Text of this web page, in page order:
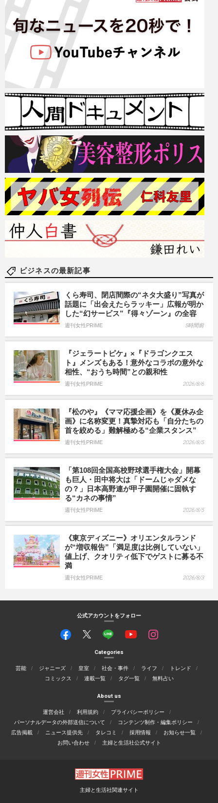
ビジネスの最新記事
くら寿司、閉店間際の“ネタ大盛り”写真が
話題に「出会えたらラッキー」広報が明か
した“幻サービス”『得々ゾーン』の全容
週刊女性PRIME 5時間前
『ジェラートピケ』×『ドラゴンクエス
ト』メンズもある！意外なコラボの意外な
相性、“おうち時間”との親和性
週刊女性PRIME 2026/8/6
『松のや』《ママ応援企画》を《夏休み企
画》に名称変更！真摯対応も「自分たちの
首を絞める」難解極める“企業スタンス”
週刊女性PRIME 2026/8/5
「第108回全国高校野球選手権大会」開幕
も巨人・田中将大は「ドームじゃダメな
の？」日本高野連が甲子園開催に固執す
る“カネの事情”
週刊女性PRIME 2026/8/5
《東京ディズニー》オリエンタルランド
が“増収報告”「満足度は比例していない」
値上げ、クオリティ低下でゲストに募る不
満
週刊女性PRIME 2026/8/3
公式アカウントをフォロー
Categories
芸能 ジャニーズ 皇室 社会・事件 ライフ
トレンド
コミックス
連載一覧 タグ一覧 無料占い
About us
運営会社 利用規約
プライバシーポリシー
パーソナルデータの外部送信について
コンテンツ制作・編集ポリシー
広告掲載
ニュース提供先 タレコミ 採用情報
お知らせ一覧
お問い合わせ
主婦と生活社公式サイト
主婦と生活社関連サイト